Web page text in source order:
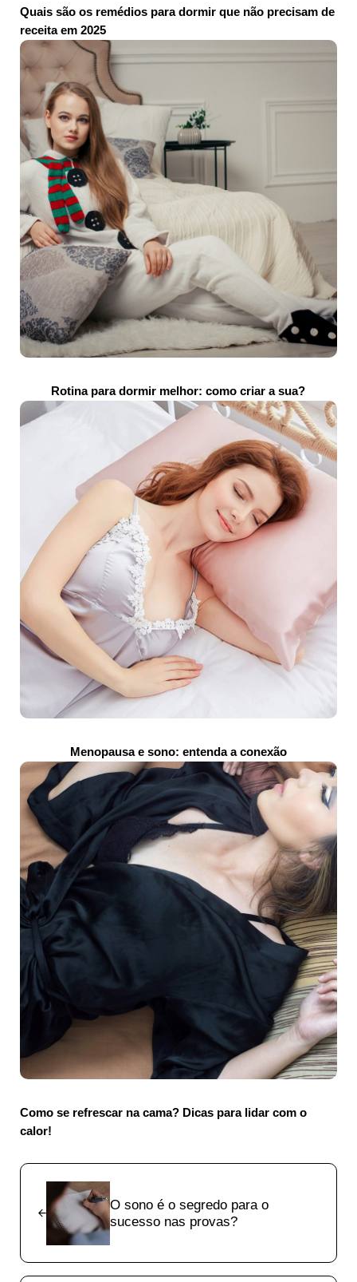
Quais são os remédios para dormir que não precisam de
receita em 2025
Rotina para dormir melhor: como criar a sua?
Menopausa e sono: entenda a conexão
Como se refrescar na cama? Dicas para lidar com o
calor!
Previous Post:
O sono é o segredo para o
sucesso nas provas?